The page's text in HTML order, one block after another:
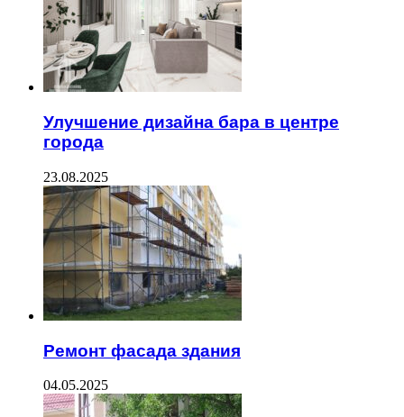
Улучшение дизайна бара в центре
города
23.08.2025
Ремонт фасада здания
04.05.2025